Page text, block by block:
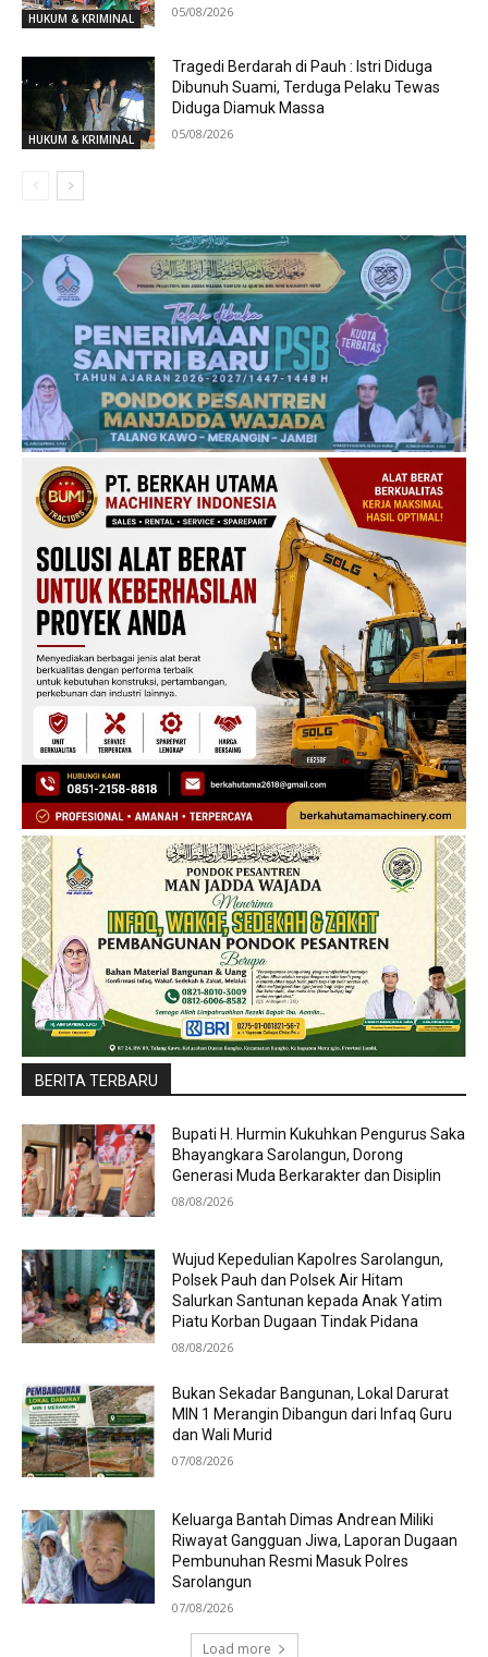
HUKUM & KRIMINAL 05/08/2026
HUKUM & KRIMINAL
Tragedi Berdarah di Pauh : Istri Diduga
Dibunuh Suami, Terduga Pelaku Tewas
Diduga Diamuk Massa
05/08/2026
BERITA TERBARU
Bupati H. Hurmin Kukuhkan Pengurus Saka
Bhayangkara Sarolangun, Dorong
Generasi Muda Berkarakter dan Disiplin
08/08/2026
Wujud Kepedulian Kapolres Sarolangun,
Polsek Pauh dan Polsek Air Hitam
Salurkan Santunan kepada Anak Yatim
Piatu Korban Dugaan Tindak Pidana
08/08/2026
Bukan Sekadar Bangunan, Lokal Darurat
MIN 1 Merangin Dibangun dari Infaq Guru
dan Wali Murid
07/08/2026
Keluarga Bantah Dimas Andrean Miliki
Riwayat Gangguan Jiwa, Laporan Dugaan
Pembunuhan Resmi Masuk Polres
Sarolangun
07/08/2026
Load more